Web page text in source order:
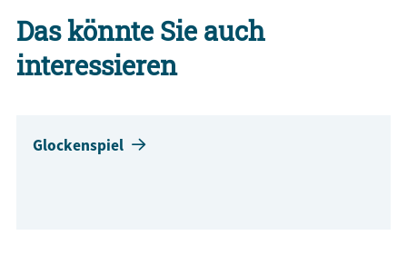
Das könnte Sie auch
interessieren
Glockenspiel